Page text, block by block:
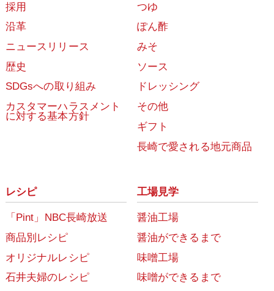
採用
沿革
ニュースリリース
歴史
SDGsへの取り組み
カスタマーハラスメント
に対する基本方針
つゆ
ぽん酢
みそ
ソース
ドレッシング
その他
ギフト
長崎で愛される地元商品
レシピ
「Pint」NBC長崎放送
商品別レシピ
オリジナルレシピ
石井夫婦のレシピ
工場見学
醤油工場
醤油ができるまで
味噌工場
味噌ができるまで